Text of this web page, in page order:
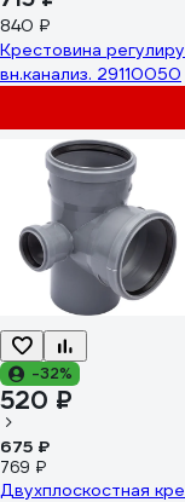
840 ₽
Крестовина
вн.канализ. 29110050
-32%
520 ₽
675 ₽
769 ₽
Двухплоскостная